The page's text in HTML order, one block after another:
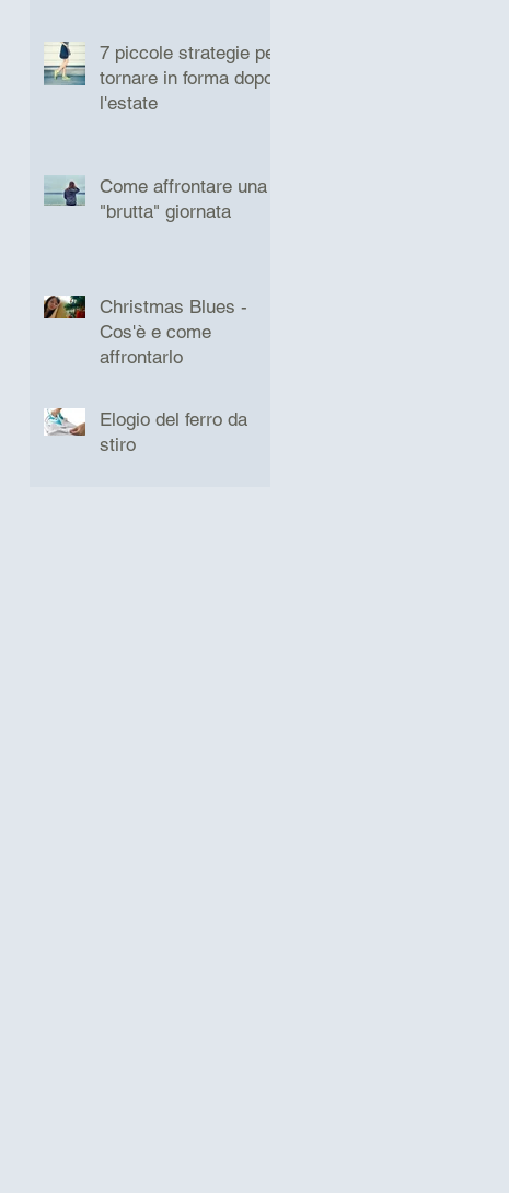
7 piccole strategie per
tornare in forma dopo
l'estate
Come affrontare una
"brutta" giornata
Christmas Blues -
Cos'è e come
affrontarlo
Elogio del ferro da
stiro